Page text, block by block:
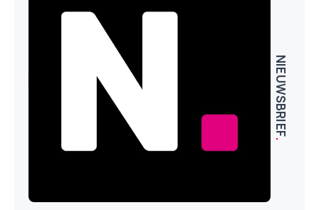
NIEUWSBRIEF
.